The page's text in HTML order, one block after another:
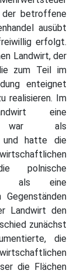
der betroffene
ausübt
erfolgt.
Landwirt, der
zum Teil im
enteignet
realisieren. Im
eine
war als
und hatte die
polnische
als eine
Landwirt den
zunächst
die
die Flächen